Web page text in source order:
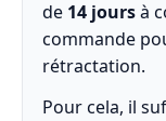
de 14 joursà
commande
rétractation.
Pour cela, il